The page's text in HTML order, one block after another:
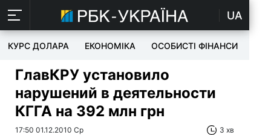
UA
КУРС ДОЛАРА ЕКОНОМІКА ОСОБИСТІ ФІНАНСИ
ГлавКРУ установило
нарушений в деятельности
КГГА на 392 млн грн
17:50 01.12.2010 Ср 3 хв